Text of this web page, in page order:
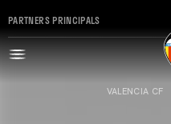
PARTNERS PRINCIPALS
VALENCIA CF